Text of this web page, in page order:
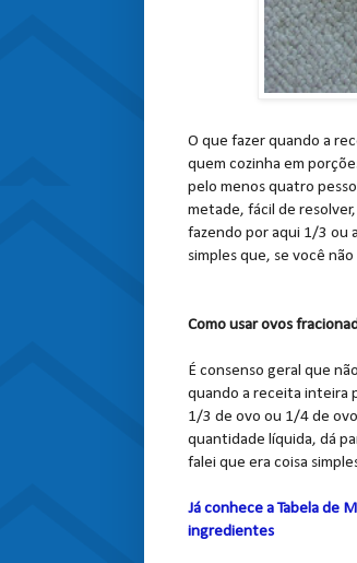
O que fazer quando a
quem cozinha em
pelo menos quatro
metade, fácil de
fazendo por aqui 1/3 ou
simples que, se você
Como usar ovos
É consenso geral que
quando a receita inteira
1/3 de ovo ou 1/4 de
quantidade líquida, dá
falei que era coisa
Já conhece a Tabela de
ingredientes